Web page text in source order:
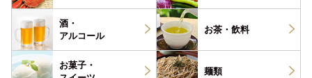
酒・
アルコール
お茶・ 飲料
お菓子・
麺類